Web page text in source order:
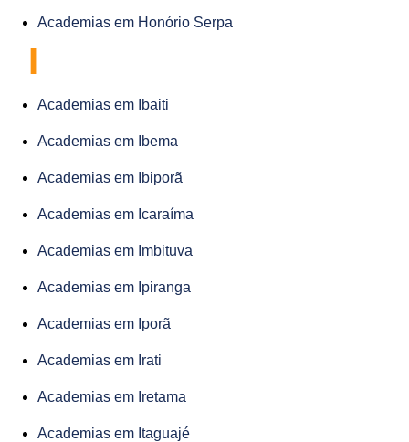
Academias em Honório Serpa
I
Academias em Ibaiti
Academias em Ibema
Academias em Ibiporã
Academias em Icaraíma
Academias em Imbituva
Academias em Ipiranga
Academias em Iporã
Academias em Irati
Academias em Iretama
Academias em Itaguajé